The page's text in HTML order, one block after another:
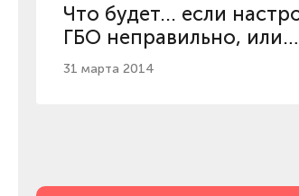
Что будет... если
ГБО неправильно, или
подробно про газ для
31 марта 2014